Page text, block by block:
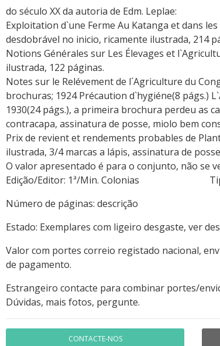
do século XX da autoria de Edm. Leplae:
Exploitation d`une Ferme Au Katanga et dans
desdobrável no inicio, ricamente ilustrada, 214
Notions Générales sur Les Élevages et
ilustrada, 122 páginas.
Notes sur le Relévement de l´Agriculture du
brochuras; 1924 Précaution d`hygiéne(8 págs.)
1930(24 págs.), a primeira brochura perdeu as
contracapa, assinatura de posse, miolo bem
Prix de revient et rendements probables de
ilustrada, 3/4 marcas a lápis, assinatura de
O valor apresentado é para o conjunto, não se
Edição/Editor: 1ª/Min. Colonias Tipo
Número de páginas: descrição
Estado: Exemplares com ligeiro desgaste, ver
Valor com portes correio registado nacional,
de pagamento.
Estrangeiro contacte para combinar portes/
Dúvidas, mais fotos, pergunte.
CONTACTE-NOS